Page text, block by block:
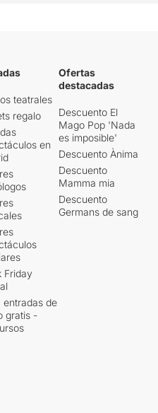
força,
pel que fa a
força
que fins i tot les
trobat fredes i distants,
els crits que la
de la proposta no
o no ha volgut
en un espai tan
com el d'El Maldà.
fa al text
els autors ni els
de què parlaven,
l'hem sentit proper
ha desconnectat més
hauríem desitjat.
la ressenya
teatrales
regalo
en
Friday
entradas de
gratis -
Ofertas
destacadas
Descuento El
Mago Pop 'Nada
es imposible'
Descuento Ànima
Descuento
Mamma mia
Descuento
Germans de sang